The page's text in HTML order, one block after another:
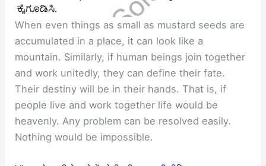
When even things as small as mustard seeds are
accumulated in a place, it can look like a
mountain. Similarly, if human beings join together
and work unitedly, they can define their fate.
Their destiny will be in their hands. That is, if
people live and work together life would be
heavenly. Any problem can be resolved easily.
Nothing would be impossible.